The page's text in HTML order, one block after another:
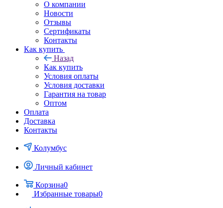
О компании
Новости
Отзывы
Сертификаты
Контакты
Как купить
Назад
Как купить
Условия оплаты
Условия доставки
Гарантия на товар
Оптом
Оплата
Доставка
Контакты
Колумбус
Личный кабинет
Корзина0
Избранные товары0